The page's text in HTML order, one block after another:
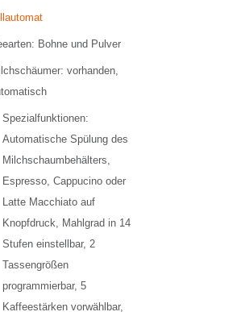
Bohne und Pulver
vorhanden,
Spezialfunktionen:
Automatische Spülung des
Milchschaumbehälters,
Espresso, Cappucino oder
Latte Macchiato auf
Knopfdruck, Mahlgrad in 14
Stufen einstellbar, 2
Tassengrößen
programmierbar, 5
Kaffeestärken vorwählbar,